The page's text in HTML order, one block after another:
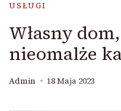
USŁUGI
Własny
nieomalże
Admin 18 Maja 2023